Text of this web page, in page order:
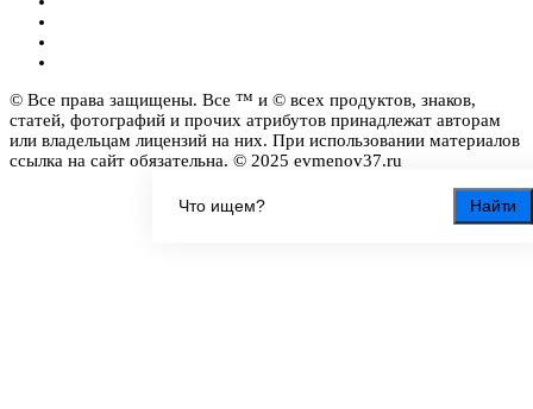
Найти
© Все права защищены. Все ™ и © всех продуктов, знаков,
статей, фотографий и прочих атрибутов принадлежат авторам
или владельцам лицензий на них. При использовании материалов
ссылка на сайт обязательна. © 2025 evmenov37.ru